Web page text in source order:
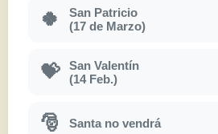
🍀
San Patricio
(17 de Marzo)
💝
San Valentín
(14 Feb.)
🎅 Santa no vendrá